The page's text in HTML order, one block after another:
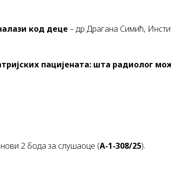
код деце – др Драгана Симић,
пацијената: шта радиолог
нови 2 бода за слушаоце (А-1-308/25).